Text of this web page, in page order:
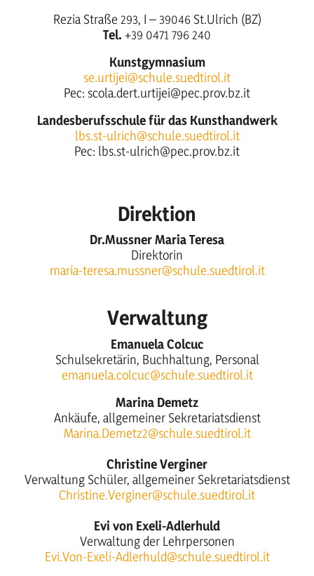
Rezia Straße 293, I – 39046 St.Ulrich (BZ)
Tel. +39 0471 796 240
Kunstgymnasium
se.urtijei@schule.suedtirol.it
Pec: scola.dert.urtijei@pec.prov.bz.it
Landesberufsschule für das Kunsthandwerk
lbs.st-ulrich@schule.suedtirol.it
Pec: lbs.st-ulrich@pec.prov.bz.it
Direktion
Dr.Mussner Maria Teresa
Direktorin
maria-teresa.mussner@schule.suedtirol.it
Verwaltung
Emanuela Colcuc
Schulsekretärin, Buchhaltung, Personal
emanuela.colcuc@schule.suedtirol.it
Marina Demetz
Ankäufe, allgemeiner Sekretariatsdienst
Marina.Demetz2@schule.suedtirol.it
Christine Verginer
Verwaltung Schüler, allgemeiner Sekretariatsdienst
Christine.Verginer@schule.suedtirol.it
Evi von Exeli-Adlerhuld
Verwaltung der Lehrpersonen
Evi.Von-Exeli-Adlerhuld@schule.suedtirol.it